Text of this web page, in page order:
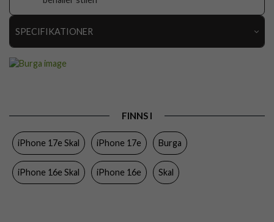
SPECIFIKATIONER
Material Hårdplast (PC), Mjukplast (TPU)
Tillverkarens art nr
FINNS I
iPhone 17e Skal iPhone 17e Burga
iPhone 16e Skal iPhone 16e Skal